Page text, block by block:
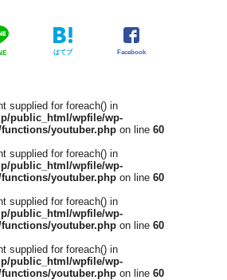
はてブ Facebook
supplied for foreach() in
public_html/wpfile/wp-
youtuber.php on line 60
supplied for foreach() in
public_html/wpfile/wp-
youtuber.php on line 60
supplied for foreach() in
public_html/wpfile/wp-
youtuber.php on line 60
supplied for foreach() in
public_html/wpfile/wp-
youtuber.php on line 60